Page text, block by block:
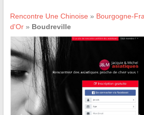
Rencontre Une Chinoise » Bourgogne-
d'Or» Boudreville